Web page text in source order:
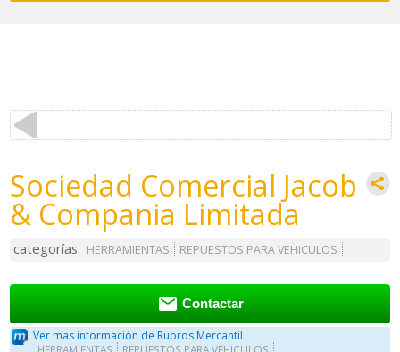
Sociedad Comercial Jacob
& Compania Limitada
categorías HERRAMIENTAS REPUESTOS PARA VEHICULOS
 Contactar
Ver mas información de Rubros Mercantil